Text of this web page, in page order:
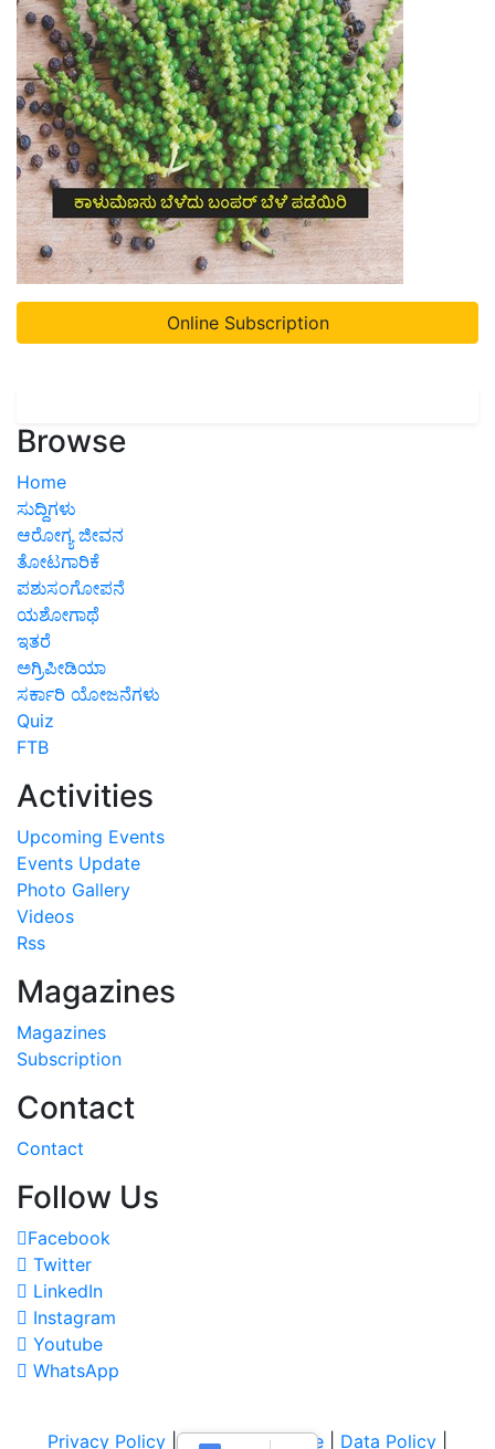
Online Subscription
Browse
Home
ಸುದ್ದಿಗಳು
ಆರೋಗ್ಯ ಜೀವನ
ತೋಟಗಾರಿಕೆ
ಪಶುಸಂಗೋಪನೆ
ಯಶೋಗಾಥೆ
ಇತರೆ
ಅಗ್ರಿಪೀಡಿಯಾ
ಸರ್ಕಾರಿ ಯೋಜನೆಗಳು
Quiz
FTB
Activities
Upcoming Events
Events Update
Photo Gallery
Videos
Rss
Magazines
Magazines
Subscription
Contact
Contact
Follow Us
Facebook
Twitter
LinkedIn
Instagram
Youtube
WhatsApp
Privacy Policy |Terms of Service Data Policy